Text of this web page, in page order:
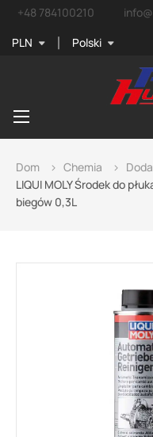
+48 784100210
Przełącz
☰
PLN Polski
Dom Chemia
LIQUI MOLY Środek do
biegów 0,3L